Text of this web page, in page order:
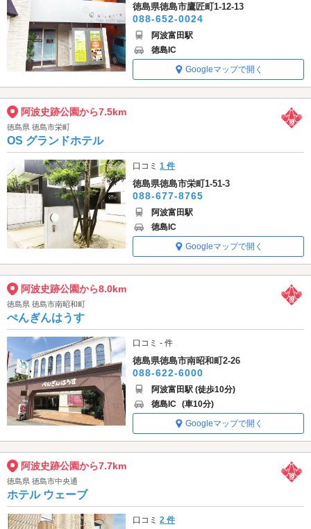
徳島県徳島市鷹匠町1-12-13
088-652-0024
阿波富田駅
徳島IC
Googleマップで開く
阿波史跡公園から7.5km
徳島県 徳島市栄町
OS グランドホテル
口コミ1 件
徳島県徳島市栄町1-51-3
088-677-8765
阿波富田駅
徳島IC
Googleマップで開く
阿波史跡公園から8.0km
徳島県 徳島市南昭和町
ぺんぎんはうす
口コミ - 件
徳島県徳島市南昭和町2-26
088-622-6000
阿波富田駅 (徒歩10分)
徳島IC (車10分)
Googleマップで開く
阿波史跡公園から7.7km
徳島県 徳島市中央通
ホテル ウェーブ
口コミ2 件